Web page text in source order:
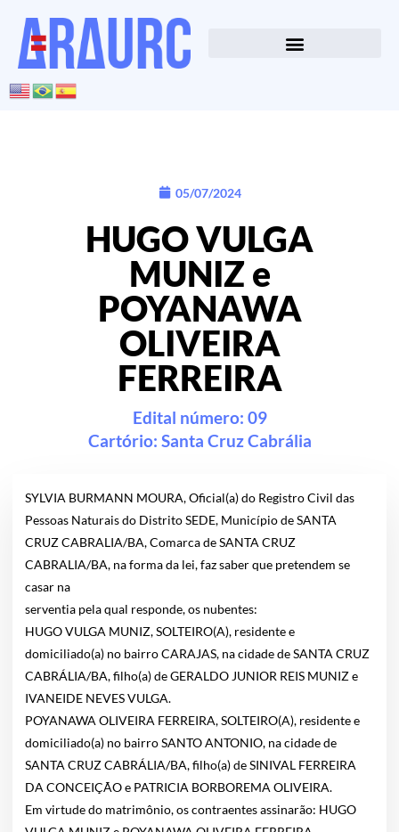
05/07/2024
HUGO VULGA
MUNIZ e
POYANAWA
OLIVEIRA
FERREIRA
Edital número: 09
Cartório: Santa Cruz Cabrália
SYLVIA BURMANN MOURA, Oficial(a) do Registro Civil das
Pessoas Naturais do Distrito SEDE, Município de SANTA
CRUZ CABRALIA/BA, Comarca de SANTA CRUZ
CABRALIA/BA, na forma da lei, faz saber que pretendem se
casar na
serventia pela qual responde, os nubentes:
HUGO VULGA MUNIZ, SOLTEIRO(A), residente e
domiciliado(a) no bairro CARAJAS, na cidade de SANTA CRUZ
CABRÁLIA/BA, filho(a) de GERALDO JUNIOR REIS MUNIZ e
IVANEIDE NEVES VULGA.
POYANAWA OLIVEIRA FERREIRA, SOLTEIRO(A), residente e
domiciliado(a) no bairro SANTO ANTONIO, na cidade de
SANTA CRUZ CABRÁLIA/BA, filho(a) de SINIVAL FERREIRA
DA CONCEIÇÃO e PATRICIA BORBOREMA OLIVEIRA.
Em virtude do matrimônio, os contraentes assinarão: HUGO